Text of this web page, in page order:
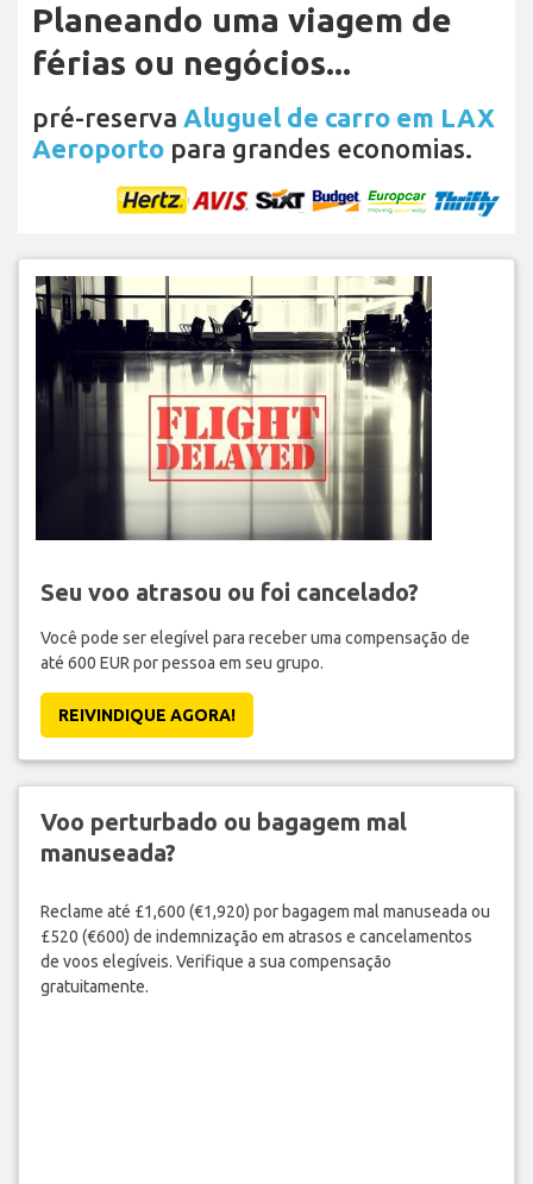
Planeando uma viagem de
férias ou negócios...
pré-reserva Aluguel de carro em LAX
Aeroporto para grandes economias.
Seu voo atrasou ou foi cancelado?
Você pode ser elegível para receber uma compensação de
até 600 EUR por pessoa em seu grupo.
REIVINDIQUE AGORA!
Voo perturbado ou bagagem mal
manuseada?
Reclame até £1,600 (€1,920) por bagagem mal manuseada ou
£520 (€600) de indemnização em atrasos e cancelamentos
de voos elegíveis. Verifique a sua compensação
gratuitamente.